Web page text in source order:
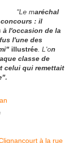
"Le maréchal
: il
à l'occasion de la
l'une des
illustrée . L'on
classe de
celui qui remettait